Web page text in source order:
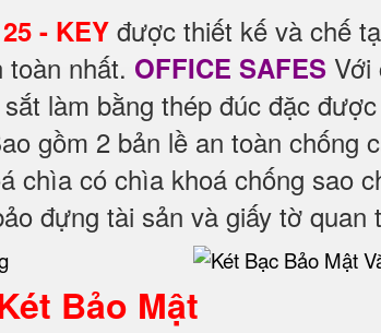
- KEY được thiết kế và chế
nhất. OFFICE SAFES Với
làm bằng thép đúc đặc
gồm 2 bản lề an toàn chống
chìa có chìa khoá chống sao
đựng tài sản và giấy tờ quan
Bảo Mật